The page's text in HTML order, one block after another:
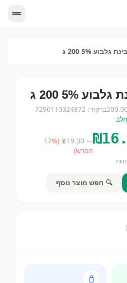
גלבוע 5% 200 ג
5% 200 ג
ברקוד: 7290110324872
₪
— ₪
19.30
(
17%
הפרש)
🔍 חפש מוצר נוסף